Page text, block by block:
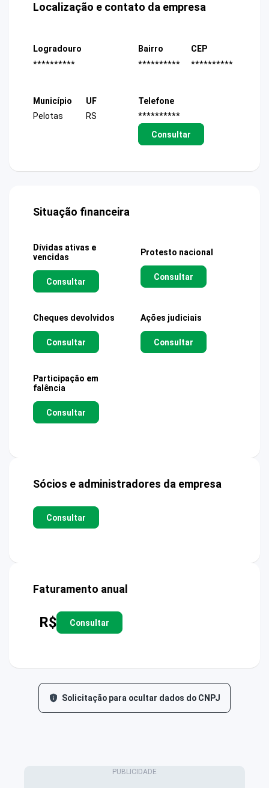
Localização e contato da empresa
Logradouro
**********
Bairro
**********
CEP
**********
Município
Pelotas
UF
RS
Telefone
**********
Consultar
Situação financeira
Dívidas ativas e
vencidas
Consultar
Protesto nacional
Consultar
Cheques devolvidos
Consultar
Ações judiciais
Consultar
Participação em
falência
Consultar
Sócios e administradores da empresa
Consultar
Faturamento anual
R$ Consultar
Solicitação para ocultar dados do CNPJ